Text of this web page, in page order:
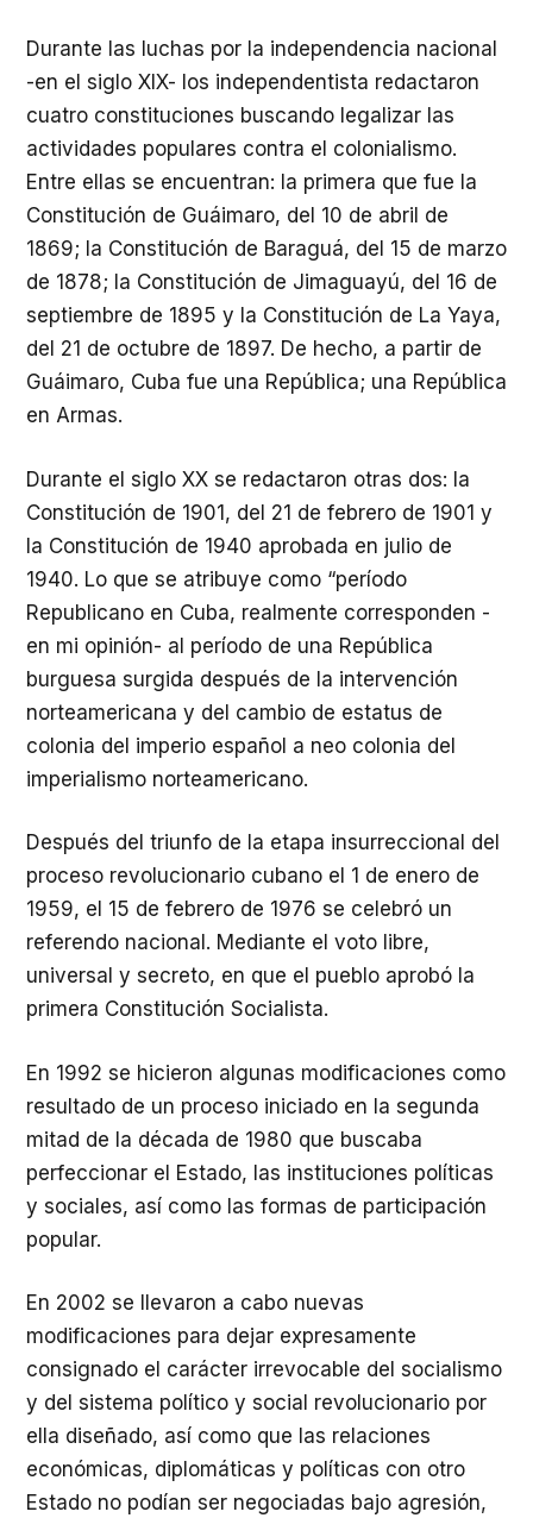
Durante las luchas por la independencia nacional
-en el siglo XIX- los independentista redactaron
cuatro constituciones buscando legalizar las
actividades populares contra el colonialismo.
Entre ellas se encuentran: la primera que fue la
Constitución de Guáimaro, del 10 de abril de
1869; la Constitución de Baraguá, del 15 de marzo
de 1878; la Constitución de Jimaguayú, del 16 de
septiembre de 1895 y la Constitución de La Yaya,
del 21 de octubre de 1897. De hecho, a partir de
Guáimaro, Cuba fue una República; una República
en Armas.
Durante el siglo XX se redactaron otras dos: la
Constitución de 1901, del 21 de febrero de 1901 y
la Constitución de 1940 aprobada en julio de
1940. Lo que se atribuye como “período
Republicano en Cuba, realmente corresponden -
en mi opinión- al período de una República
burguesa surgida después de la intervención
norteamericana y del cambio de estatus de
colonia del imperio español a neo colonia del
imperialismo norteamericano.
Después del triunfo de la etapa insurreccional del
proceso revolucionario cubano el 1 de enero de
1959, el 15 de febrero de 1976 se celebró un
referendo nacional. Mediante el voto libre,
universal y secreto, en que el pueblo aprobó la
primera Constitución Socialista.
En 1992 se hicieron algunas modificaciones como
resultado de un proceso iniciado en la segunda
mitad de la década de 1980 que buscaba
perfeccionar el Estado, las instituciones políticas
y sociales, así como las formas de participación
popular.
En 2002 se llevaron a cabo nuevas
modificaciones para dejar expresamente
consignado el carácter irrevocable del socialismo
y del sistema político y social revolucionario por
ella diseñado, así como que las relaciones
económicas, diplomáticas y políticas con otro
Estado no podían ser negociadas bajo agresión,